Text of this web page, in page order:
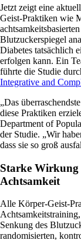
Jetzt zeigt eine
Geist-Praktiken wie
Blutzuckerspiegel
Diabetes tatsächlich
erfolgen kann. Ein
führte die Studie
Integrative and
„Das
diese Praktiken
Department of
der Studie. „Wir
dass sie so groß
Starke Wirkung
Achtsamkeit
Alle Körper-Geist-
Senkung des
randomisierten,